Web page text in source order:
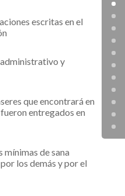
escritas en el
y
que encontrará en
entregados en
mínimas de sana
los demás y por el